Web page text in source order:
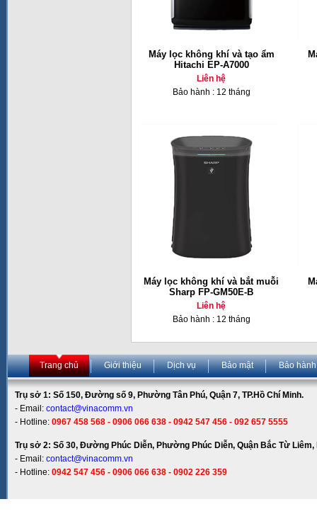
Máy lọc không khí và tạo ẩm
Hitachi EP-A7000
Liên hệ
Bảo hành : 12 tháng
Máy lọc không khí và bắt muỗi
Sharp FP-GM50E-B
Liên hệ
Bảo hành : 12 tháng
Trang chủ Giới thiệu Dịch vụ Bảo mật Bảo hành
Trụ sở 1: Số 150, Đường số 9, Phường Tân Phú, Quận 7, TP.Hồ Chí Minh.
- Email: contact@vinacomm.vn
- Hotline: 0967 458 568 - 0906 066 638 - 0942 547 456 - 092 657 5555
Trụ sở 2: Số 30, Đường Phúc Diễn, Phường Phúc Diễn, Quận Bắc Từ Liêm,
- Email: contact@vinacomm.vn
- Hotline: 0942 547 456 - 0906 066 638 - 0902 226 359